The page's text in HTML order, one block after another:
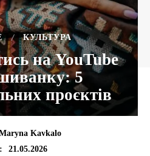
КУЛЬТУРА
на YouTube
5
проєктів
Kavkalo
21.05.2026